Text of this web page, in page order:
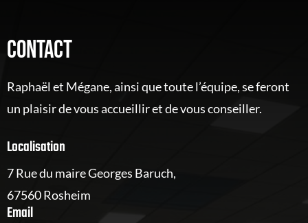
Contact
Raphaël et Mégane, ainsi que toute l’équipe, se feront
un plaisir de vous accueillir et de vous conseiller.
Localisation
7 Rue du maire Georges Baruch,
67560 Rosheim
Email